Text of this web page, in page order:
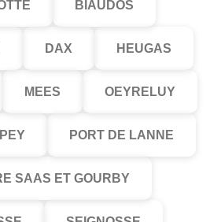
BIAUDOS
DAX HEUGAS
MEES OEYRELUY
PEY PORT DE LANNE
SAAS ET GOURBY